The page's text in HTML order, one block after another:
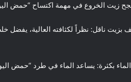
زيت الخروع في مهمة اكتساح “حمض
بكثرة: يساعد الماء في طرد “حمض